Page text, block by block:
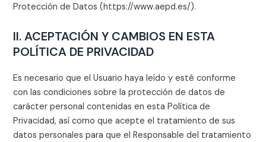
Protección de Datos (https://www.aepd.es/).
II. ACEPTACIÓN Y CAMBIOS EN ESTA
POLÍTICA DE PRIVACIDAD
Es necesario que el Usuario haya leído y esté conforme
con las condiciones sobre la protección de datos de
carácter personal contenidas en esta Política de
Privacidad, así como que acepte el tratamiento de sus
datos personales para que el Responsable del tratamiento